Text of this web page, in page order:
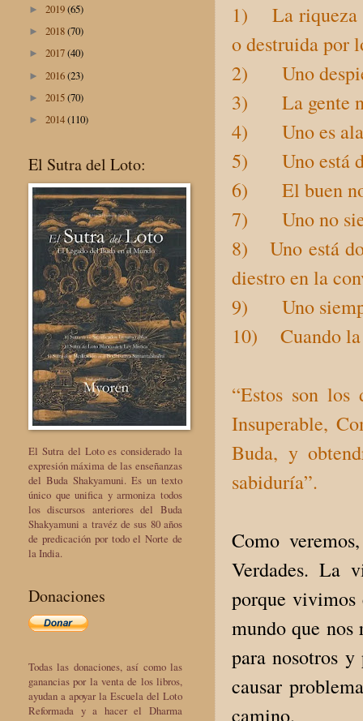
1) La riqueza
o destruida por
2) Uno
3) La gente no
4) Uno es
5) Uno está
6) El buen
7) Uno no
8) Uno está
diestro en la
9) Uno
10) Cuando la
“Estos son
Insuperable,
Buda, y
sabiduría”.
Como
Verdades. La
porque vivimos
mundo que nos
para nosotros
causar
camino.
► 2019(65)
► 2018(70)
► 2017(40)
► 2016(23)
► 2015(70)
► 2014(110)
El Sutra del Loto:
El Sutra del Loto es considerado la
expresión máxima de las enseñanzas
del Buda Shakyamuni. Es un texto
único que unifica y armoniza todos
los discursos anteriores del Buda
Shakyamuni a travéz de sus 80 años
de predicación por todo el Norte de
la India.
Donaciones
Todas las donaciones, así como las
ganancias por la venta de los libros,
ayudan a apoyar la Escuela del Loto
Reformada y a hacer el Dharma